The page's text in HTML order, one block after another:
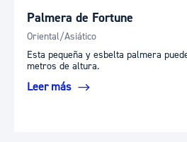
Palmera de Fortune
Oriental/Asiático
Esta pequeña y esbelta palmera
metros de altura.
Leer más